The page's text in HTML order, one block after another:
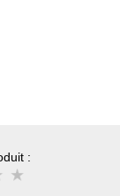
: